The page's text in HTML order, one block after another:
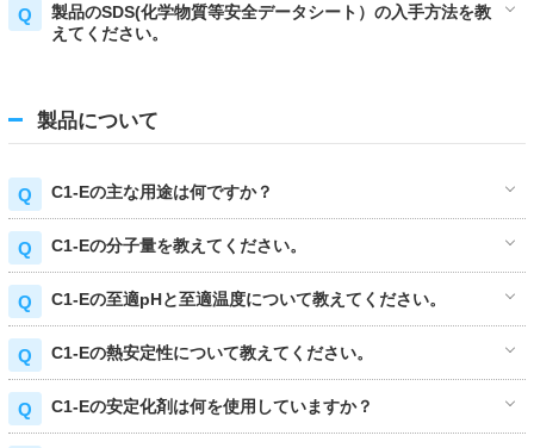
製品のSDS(化学物質等安全データシート）の入手方法を教
えてください。
製品について
C1-Eの主な用途は何ですか？
C1-Eの分子量を教えてください。
C1-Eの至適pHと至適温度について教えてください。
C1-Eの熱安定性について教えてください。
C1-Eの安定化剤は何を使用していますか？